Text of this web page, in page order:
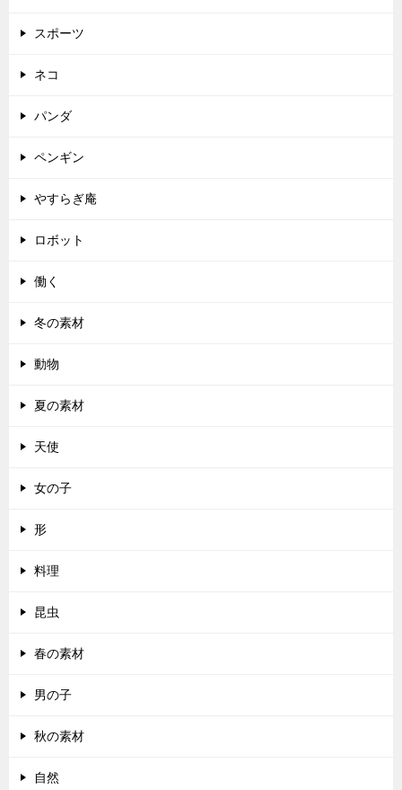
スポーツ
ネコ
パンダ
ペンギン
やすらぎ庵
ロボット
働く
冬の素材
動物
夏の素材
天使
女の子
形
料理
昆虫
春の素材
男の子
秋の素材
自然